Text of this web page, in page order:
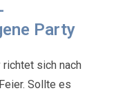
Party
sich nach
Sollte es